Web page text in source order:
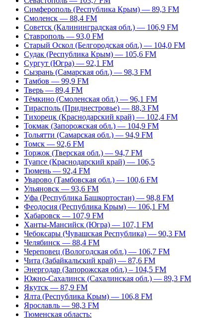
Симферополь (Республика Крым) — 89,3 FM
Смоленск — 88,4 FM
Советск (Калининградская обл.) — 106,9 FM
Ставрополь — 93,0 FM
Старый Оскол (Белгородская обл.) — 104,0 FM
Судак (Республика Крым) — 105,6 FM
Сургут (Югра) — 92,1 FM
Сызрань (Самарская обл.) — 98,3 FM
Тамбов — 99,9 FM
Тверь — 89,4 FM
Тёмкино (Смоленская обл.) — 96,1 FM
Тирасполь (Приднестровье) — 88,3 FM
Тихорецк (Краснодарский край) — 102,4 FM
Токмак (Запорожская обл.) — 104,9 FM
Тольятти (Самарская обл.) — 94,9 FM
Томск — 92,6 FM
Торжок (Тверская обл.) — 94,7 FM
Туапсе (Краснодарский край) — 106,5
Тюмень — 92,4 FM
Уварово (Тамбовская обл.) — 100,6 FM
Ульяновск — 93,6 FM
Уфа (Республика Башкортостан) — 98,8 FM
Феодосия (Республика Крым) — 106,1 FM
Хабаровск — 107,9 FM
Ханты-Мансийск (Югра) — 107,1 FM
Чебоксары (Чувашская Республика) — 90,3 FM
Челябинск — 88,4 FM
Череповец (Вологодская обл.) — 106,7 FM
Чита (Забайкальский край) — 87,6 FM
Энергодар (Запорожская обл.) – 104,5 FM
Южно-Сахалинск (Сахалинская обл.) — 89,3 FM
Якутск — 87,9 FM
Ялта (Республика Крым) — 106,8 FM
Ярославль — 98,3 FM
Тюменская область: